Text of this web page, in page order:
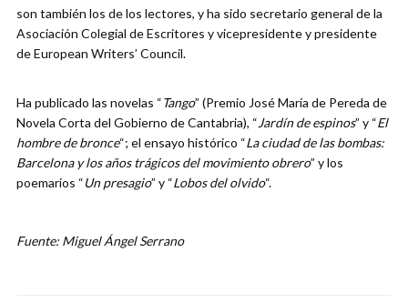
son también los de los lectores, y ha sido secretario general de la
Asociación Colegial de Escritores y vicepresidente y presidente
de European Writers’ Council.
Ha publicado las novelas “Tango” (Premio José María de Pereda de
Novela Corta del Gobierno de Cantabria), “Jardín de espinos” y “El
hombre de bronce“; el ensayo histórico “La ciudad de las bombas:
Barcelona y los años trágicos del movimiento obrero” y los
poemarios “Un presagio” y “Lobos del olvido“.
Fuente: Miguel Ángel Serrano